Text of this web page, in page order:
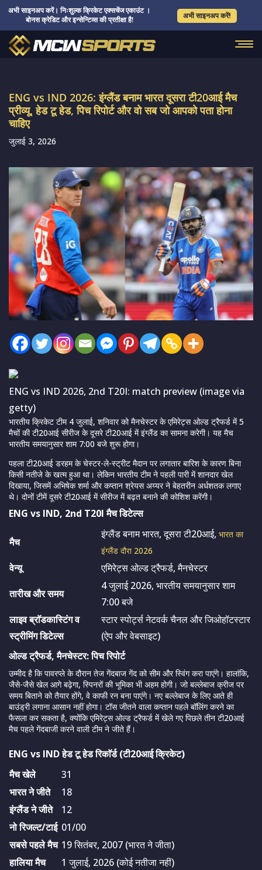
अभी साइनअप करें। निःशुल्क क्रिकेट एक्सचेंज एकाउंट ।
बोनस क्रेडिट और इन्सेन्टिव्स की प्रतीक्षा है!
अभी साइनअप करें!
ENG vs IND 2026: इंग्लैंड बनाम भारत दूसरा टी20आई मैच
प्रीव्यू, हेड टू हेड, पिच रिपोर्ट और वो सब जो आपको पता होना
चाहिए
जुलाई 3, 2026
ENG vs IND 2026, 2nd T20I: match preview (image via
getty)
भारतीय क्रिकेट टीम 4 जुलाई, शनिवार को मैनचेस्टर के एमिरेट्स ओल्ड ट्रैफर्ड में 5
मैचों की टी20आई सीरीज के दूसरे टी20आई में इंग्लैंड का सामना करेगी। यह मैच
भारतीय समयानुसार शाम 7:00 बजे शुरू होगा।
पहला टी20आई डरहम के चेस्टर-ले-स्ट्रीट मैदान पर लगातार बारिश के कारण बिना
किसी नतीजे के खत्म हुआ था। लेकिन भारतीय टीम ने पहली पारी में शानदार खेल
दिखाया, जिसमें अभिषेक शर्मा और कप्तान श्रेयस अय्यर ने बेहतरीन अर्धशतक लगाए
थे। दोनों टीमें दूसरे टी20आई में सीरीज में बढ़त बनाने की कोशिश करेंगी।
ENG vs IND, 2nd T20I मैच डिटेल्स
मैच
इंग्लैंड बनाम भारत, दूसरा टी20आई, भारत का
इंग्लैंड दौरा 2026
वेन्यू
एमिरेट्स ओल्ड ट्रैफर्ड, मैनचेस्टर
तारीख और समय
4 जुलाई 2026, भारतीय समयानुसार शाम
7:00 बजे
लाइव ब्राॅडकास्टिंग व
स्ट्रीमिंग डिटेल्स
स्टार स्पोर्ट्स नेटवर्क चैनल और जिओहॉटस्टार
(ऐप और वेबसाइट)
ओल्ड ट्रैफर्ड, मैनचेस्टर: पिच रिपोर्ट
उम्मीद है कि पावरप्ले के दौरान तेज गेंदबाज गेंद को सीम और स्विंग करा पाएंगे। हालांकि,
जैसे-जैसे खेल आगे बढ़ेगा, स्पिनरों की भूमिका भी अहम होगी। जो बल्लेबाज क्रीज पर
समय बिताने को तैयार होंगे, वे काफी रन बना पाएंगे। नए बल्लेबाज के लिए आते ही
बाउंड्री लगाना आसान नहीं होगा। टॉस जीतने वाला कप्तान पहले बॉलिंग करने का
फैसला कर सकता है, क्योंकि एमिरेट्स ओल्ड ट्रैफर्ड में खेले गए पिछले तीन टी20आई
मैच पहले गेंदबाजी करने वाली टीम ने जीते हैं।
ENG vs IND हेड टू हेड रिकाॅर्ड (टी20आई क्रिकेट)
मैच खेले
31
भारत ने जीते
18
इंग्लैंड ने जीते
12
नो रिजल्ट/टाई 01/00
सबसे पहले मैच 19 सितंबर, 2007 (भारत ने जीता)
हालिया मैच
1 जुलाई, 2026 (कोई नतीजा नहीं)